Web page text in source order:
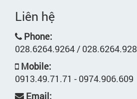
Liên hệ
Phone:
028.6264.9264 /
Mobile:
0913.49.71.71 - 0974.906.609
Email: